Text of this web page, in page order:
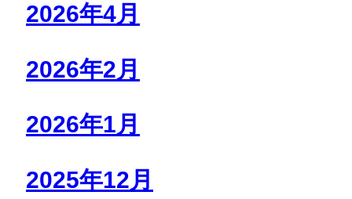
2026年4月
2026年2月
2026年1月
2025年12月